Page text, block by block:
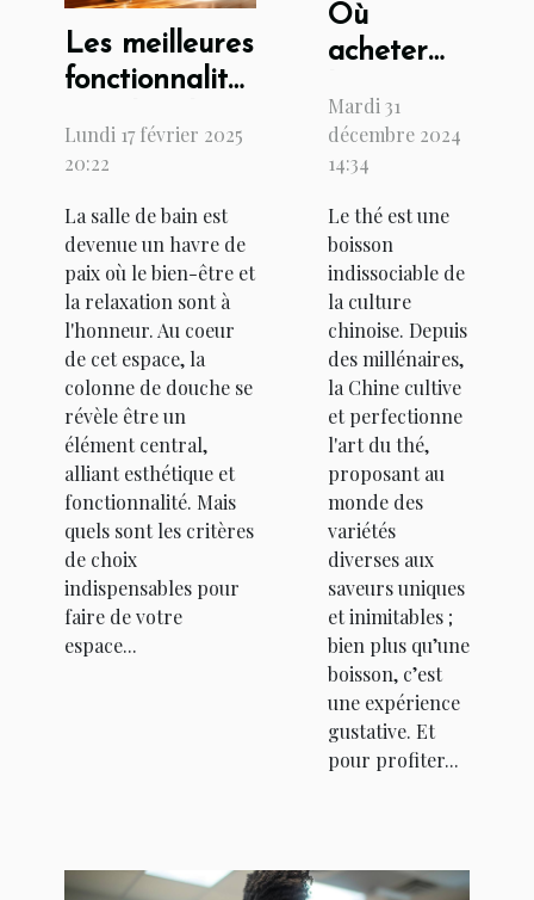
Les meilleures
fonctionnalités
dans une
douche
Lundi 17 février 2025
20:22
La salle de bain est
devenue un havre de
paix où le bien-être et
la relaxation sont à
l'honneur. Au coeur
de cet espace, la
colonne de douche se
révèle être un
élément central,
alliant esthétique et
fonctionnalité. Mais
quels sont les critères
de choix
indispensables pour
faire de votre
espace...
Où
acheter
meilleurs
thés de
Mardi 31
décembre 2024
14:34
Le thé est une
boisson
indissociable de
la culture
chinoise. Depuis
des millénaires,
la Chine cultive
et perfectionne
l'art du thé,
proposant au
monde des
variétés
diverses aux
saveurs uniques
et inimitables ;
bien plus qu’une
boisson, c’est
une expérience
gustative. Et
pour profiter...